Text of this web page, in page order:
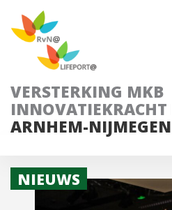
VERSTERKING MKB
INNOVATIEKRACHT
ARNHEM-NIJMEGEN
NIEUWS